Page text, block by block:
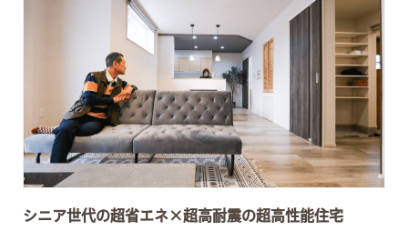
シニア世代の超省エネ×超高耐震の超高性能住宅